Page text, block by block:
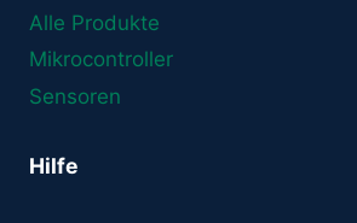
Alle Produkte
Mikrocontroller
Sensoren
Hilfe